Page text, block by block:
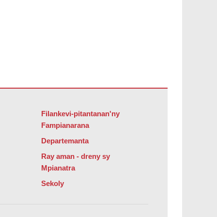
Filankevi-pitantanan'ny
Fampianarana
Departemanta
Ray aman - dreny sy
Mpianatra
Sekoly